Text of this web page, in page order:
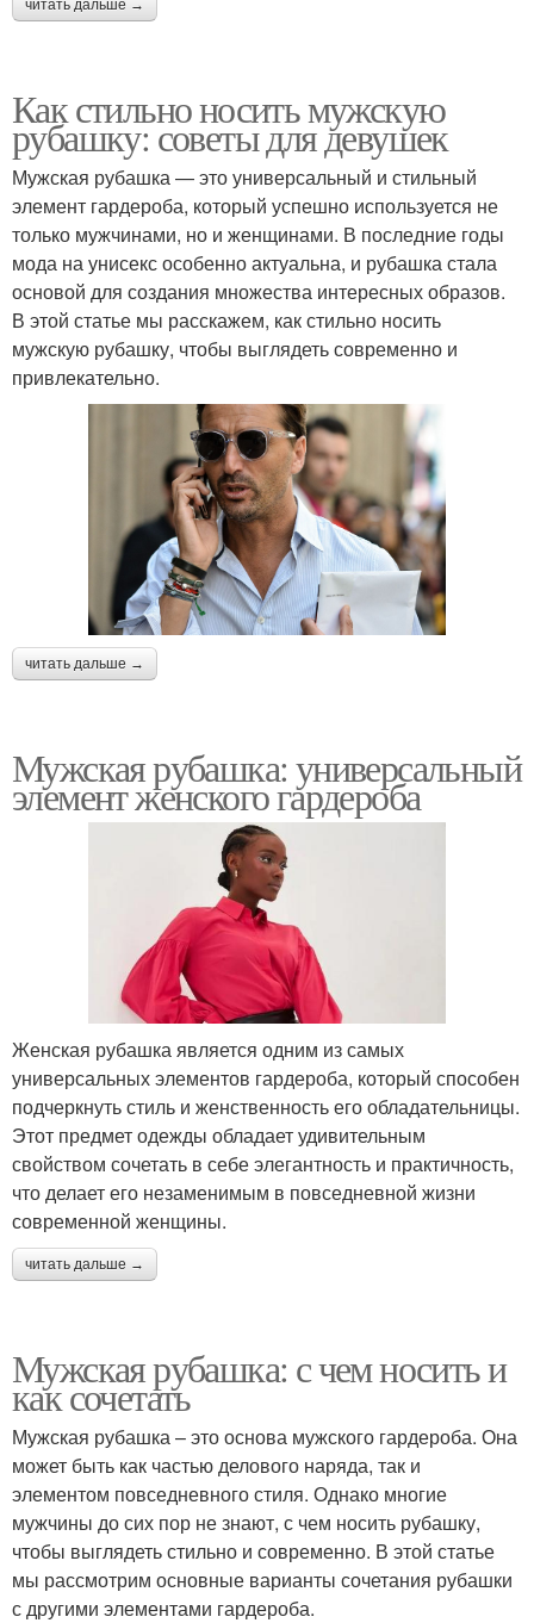
читать дальше →
Как стильно носить мужскую
рубашку: советы для девушек
Мужская рубашка — это универсальный и стильный
элемент гардероба, который успешно используется не
только мужчинами, но и женщинами. В последние годы
мода на унисекс особенно актуальна, и рубашка стала
основой для создания множества интересных образов.
В этой статье мы расскажем, как стильно носить
мужскую рубашку, чтобы выглядеть современно и
привлекательно.
читать дальше →
Мужская рубашка: универсальный
элемент женского гардероба
Женская рубашка является одним из самых
универсальных элементов гардероба, который способен
подчеркнуть стиль и женственность его обладательницы.
Этот предмет одежды обладает удивительным
свойством сочетать в себе элегантность и практичность,
что делает его незаменимым в повседневной жизни
современной женщины.
читать дальше →
Мужская рубашка: с чем носить и
как сочетать
Мужская рубашка – это основа мужского гардероба. Она
может быть как частью делового наряда, так и
элементом повседневного стиля. Однако многие
мужчины до сих пор не знают, с чем носить рубашку,
чтобы выглядеть стильно и современно. В этой статье
мы рассмотрим основные варианты сочетания рубашки
с другими элементами гардероба.